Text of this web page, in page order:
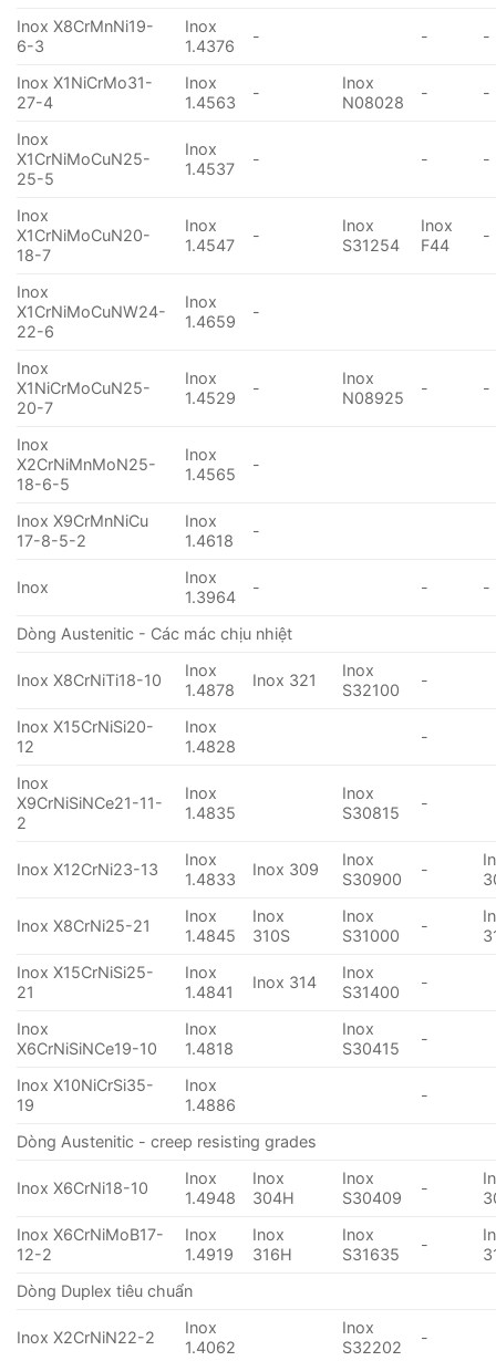
Inox X8CrMnNi19-
6-3
Inox
1.4376
- - -
Inox X1NiCrMo31-
27-4
Inox
1.4563
-
Inox
N08028
- -
Inox
X1CrNiMoCuN25-
25-5
Inox
1.4537
- - -
Inox
X1CrNiMoCuN20-
18-7
Inox
1.4547
-
Inox
S31254
Inox
F44
-
Inox
X1CrNiMoCuNW24-
22-6
Inox
1.4659
-
Inox
X1NiCrMoCuN25-
20-7
Inox
1.4529
-
Inox
N08925
- -
Inox
X2CrNiMnMoN25-
18-6-5
Inox
1.4565
-
Inox X9CrMnNiCu
17-8-5-2
Inox
1.4618
-
Inox
Inox
1.3964
- - -
Dòng Austenitic - Các mác chịu nhiệt
Inox X8CrNiTi18-10
Inox
1.4878
Inox 321
Inox
S32100
-
Inox X15CrNiSi20-
12
Inox
1.4828
-
Inox
X9CrNiSiNCe21-11-
2
Inox
1.4835
Inox
S30815
-
Inox X12CrNi23-13
Inox
1.4833
Inox 309
Inox
S30900
-
Inox X8CrNi25-21
Inox
1.4845
Inox
310S
Inox
S31000
-
Inox X15CrNiSi25-
21
Inox
1.4841
Inox 314
Inox
S31400
-
Inox
X6CrNiSiNCe19-10
Inox
1.4818
Inox
S30415
-
Inox X10NiCrSi35-
19
Inox
1.4886
-
Dòng Austenitic - creep resisting grades
Inox X6CrNi18-10
Inox
1.4948
Inox
304H
Inox
S30409
-
Inox X6CrNiMoB17-
12-2
Inox
1.4919
Inox
316H
Inox
S31635
-
Dòng Duplex tiêu chuẩn
Inox X2CrNiN22-2
Inox
1.4062
Inox
S32202
-